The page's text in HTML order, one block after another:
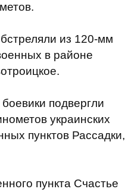
из 120-мм
в районе
подвергли
украинских
пунктов Рассадки,
пункта Счастье